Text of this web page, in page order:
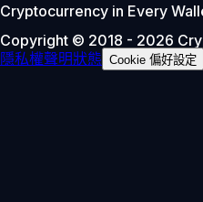
Cryptocurrency in Every
Copyright © 2018 - 2026
隱私權聲明狀態 Cookie 偏好設定